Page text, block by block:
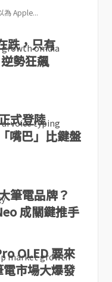
為 Apple...
跌，只有
勢狂飆
式登陸
嘴巴」比鍵盤
筆電品牌？
成關鍵推手
OLED 要來
市場大爆發